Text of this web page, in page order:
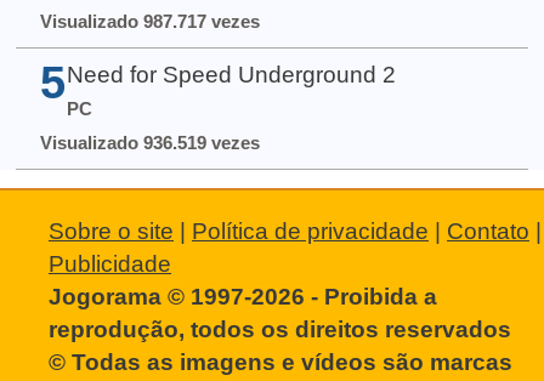
Visualizado 987.717 vezes
5 Need for Speed Underground 2
PC
Visualizado 936.519 vezes
Sobre o site | Política de privacidade | Contato |
Publicidade
Jogorama © 1997-2026 - Proibida a
reprodução, todos os direitos reservados
© Todas as imagens e vídeos são marcas